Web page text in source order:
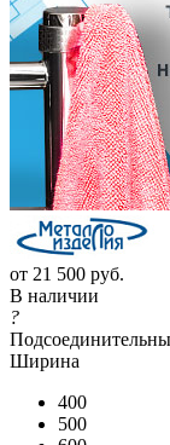
от 21 500 руб.
В наличии
?
Ширина
400
500